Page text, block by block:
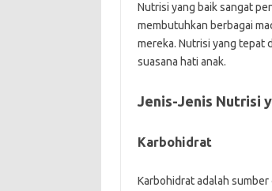
Nutrisi yang baik sangat
membutuhkan berbagai
mereka. Nutrisi yang tepat
suasana hati anak.
Jenis-Jenis Nutrisi
Karbohidrat
Karbohidrat adalah